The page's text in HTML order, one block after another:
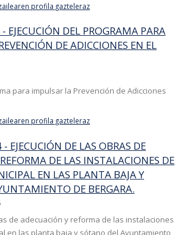
profila gazteleraz
DEL PROGRAMA PARA
DE ADICCIONES EN EL
para impulsar la Prevención de Adicciones
profila gazteleraz
EJECUCIÓN DE LAS OBRAS DE
DE LAS INSTALACIONES DE
EN LAS PLANTA BAJA Y
DE BERGARA.
de adecuación y reforma de las instalaciones
en las planta baja y sótano del Ayuntamiento